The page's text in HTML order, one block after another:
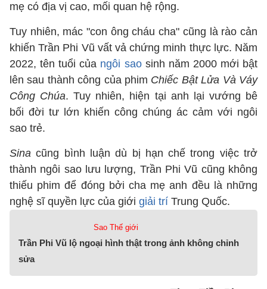
mẹ có địa vị cao, mối quan hệ rộng.
Tuy nhiên, mác "con ông cháu cha" cũng là rào cản
khiến Trần Phi Vũ vất vả chứng minh thực lực. Năm
2022, tên tuổi của ngôi saosinh năm 2000 mới bật
lên sau thành công của phim Chiếc Bật Lửa Và Váy
Công Chúa. Tuy nhiên, hiện tại anh lại vướng bê
bối đời tư lớn khiến công chúng ác cảm với ngôi
sao trẻ.
Sina cũng bình luận dù bị hạn chế trong việc trở
thành ngôi sao lưu lượng, Trần Phi Vũ cũng không
thiếu phim để đóng bởi cha mẹ anh đều là những
nghệ sĩ quyền lực của giới giải trí Trung Quốc.
Sao Thế giới
Trần Phi Vũ lộ ngoại hình thật trong ảnh không chỉnh
sửa